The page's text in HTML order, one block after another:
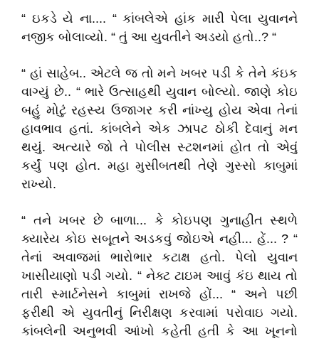
“ ઇકડે યે ના.... “ કાંબલેએ હાંક મારી પેલા યુવાનને
નજીક બોલાવ્યો. “ તું આ યુવતીને અડયો હતો..? “
“ હાં સાહેબ.. એટલે જ તો મને ખબર પડી કે તેને કંઇક
વાગ્યું છે.. “ ભારે ઉત્સાહથી યુવાન બોલ્યો. જાણે કોઇ
બહું મોટું રહસ્ય ઉજાગર કરી નાંખ્યુ હોય એવા તેનાં
હાવભાવ હતાં. કાંબલેને એક ઝાપટ ઠોકી દેવાનું મન
થયું. અત્યારે જો તે પોલીસ સ્ટશનમાં હોત તો એવું
કર્યું પણ હોત. મહા મુસીબતથી તેણે ગુસ્સો કાબુમાં
રાખ્યો.
“ તને ખબર છે બાળા... કે કોઇપણ ગુનાહીત સ્થળે
ક્યારેય કોઇ સબૂતને અડકવું જોઇએ નહી... હેં... ? “
તેનાં અવાજમાં ભારોભાર કટાક્ષ હતો. પેલો યુવાન
ખાસીયાણો પડી ગયો. “ નેક્ટ ટાઇમ આવું કંઇ થાય તો
તારી સ્માર્ટનેસને કાબુમાં રાખજે હોં... “ અને પછી
ફરીથી એ યુવતીનું નિરીક્ષણ કરવામાં પરોવાઇ ગયો.
કાંબલેની અનુભવી આંખો કહેતી હતી કે આ ખૂનનો